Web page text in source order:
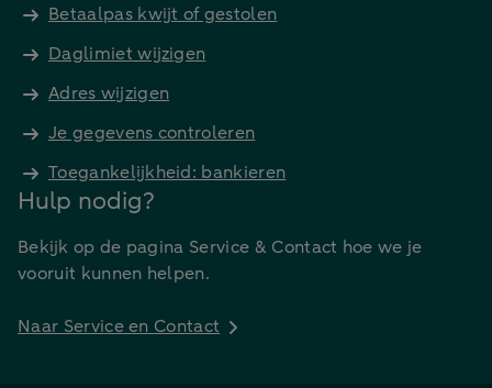
Betaalpas kwijt of gestolen
Daglimiet wijzigen
Adres wijzigen
Je gegevens controleren
Toegankelijkheid: bankieren
Hulp nodig?
Bekijk op de pagina Service & Contact hoe we je
vooruit kunnen helpen.
Naar Service en Contact